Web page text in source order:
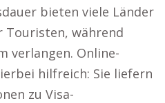
bieten viele Länder
Touristen, während
verlangen. Online-
hilfreich: Sie liefern
zu Visa-